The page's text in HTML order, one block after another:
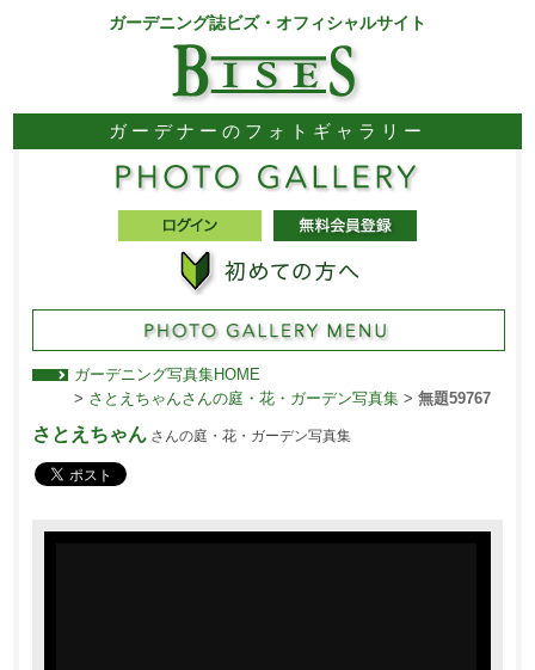
ガーデニング誌ビズ・オフィシャルサイト
ガーデナーのフォトギャラリー
ガーデニング写真集HOME
> さとえちゃんさんの庭・花・ガーデン写真集> 無題59767
さとえちゃんさんの庭・花・ガーデン写真集